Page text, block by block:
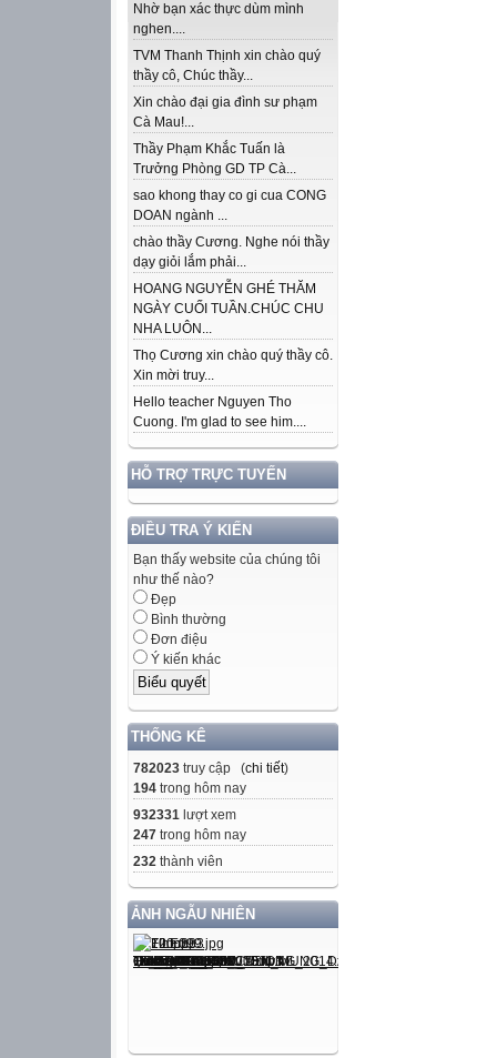
Nhờ bạn xác thực dùm mình
nghen....
TVM Thanh Thịnh xin chào quý
thầy cô, Chúc thầy...
Xin chào đại gia đình sư phạm
Cà Mau!...
Thầy Phạm Khắc Tuấn là
Trưởng Phòng GD TP Cà...
sao khong thay co gi cua CONG
DOAN ngành ...
chào thầy Cương. Nghe nói thầy
dạy giỏi lắm phải...
HOANG NGUYỄN GHÉ THĂM
NGÀY CUỐI TUẦN.CHÚC CHU
NHA LUÔN...
Thọ Cương xin chào quý thầy cô.
Xin mời truy...
Hello teacher Nguyen Tho
Cuong. I'm glad to see him....
HỖ TRỢ TRỰC TUYẾN
ĐIỀU TRA Ý KIẾN
Bạn thấy website của chúng tôi
như thế nào?
Đẹp
Bình thường
Đơn điệu
Ý kiến khác
THỐNG KÊ
782023 truy cập (chi tiết)
194 trong hôm nay
932331 lượt xem
247 trong hôm nay
232 thành viên
ẢNH NGẪU NHIÊN